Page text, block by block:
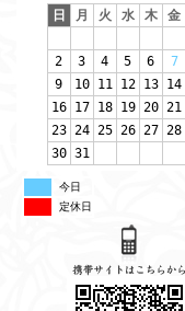
日
月 火 水 木 金
2
3 4 5 6 7
9
10 11 12 13 14
16
17 18 19 20 21
23 24 25 26 27 28
30 31
今日
定休日